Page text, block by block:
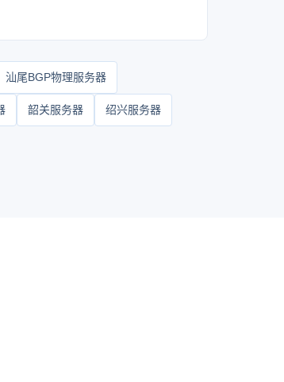
汕尾BGP物理服务器
韶关服务器 绍兴服务器